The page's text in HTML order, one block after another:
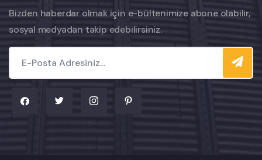
Bizden haberdar olmak için e-bültenimize abone olabilir,
sosyal medyadan takip edebilirsiniz.